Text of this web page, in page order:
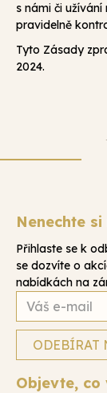
s námi či
pravidelně
Tyto Zásady
2024.
Nenechte
Přihlaste se k
se dozvíte o
nabídkách na
Objevte, co